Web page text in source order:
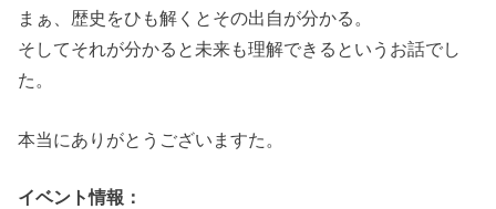
まぁ、歴史をひも解くとその出自が分かる。
そしてそれが分かると未来も理解できるというお話でし
た。
本当にありがとうございますた。
イベント情報：